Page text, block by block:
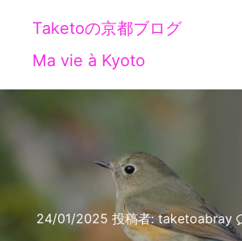
Taketoの京都ブログ
Ma vie à Kyoto
24/01/2025 投稿者:taketoabray